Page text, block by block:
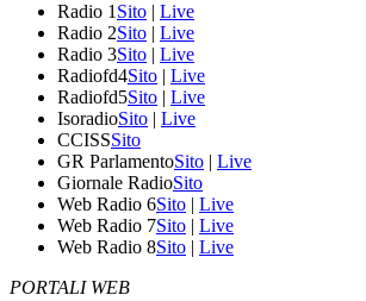
Radio 1 Sito | Live
Radio 2Sito | Live
Radio 3Sito | Live
Radiofd4Sito | Live
Radiofd5Sito | Live
IsoradioSito | Live
CCISSSito
GR ParlamentoSito | Live
Giornale RadioSito
Web Radio 6Sito | Live
Web Radio 7Sito | Live
Web Radio 8Sito | Live
PORTALI WEB